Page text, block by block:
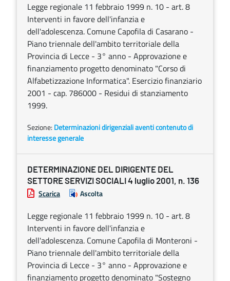
Legge regionale 11 febbraio 1999 n. 10 - art. 8
Interventi in favore dell'infanzia e
dell'adolescenza. Comune Capofila di Casarano -
Piano triennale dell'ambito territoriale della
Provincia di Lecce - 3° anno - Approvazione e
finanziamento progetto denominato "Corso di
Alfabetizzazione Informatica". Esercizio finanziario
2001 - cap. 786000 - Residui di stanziamento
1999.
Sezione: Determinazioni dirigenziali aventi contenuto di
interesse generale
DETERMINAZIONE DEL DIRIGENTE DEL
SETTORE SERVIZI SOCIALI 4 luglio 2001, n. 136
Scarica Ascolta
Legge regionale 11 febbraio 1999 n. 10 - art. 8
Interventi in favore dell'infanzia e
dell'adolescenza. Comune Capofila di Monteroni -
Piano triennale dell'ambito territoriale della
Provincia di Lecce - 3° anno - Approvazione e
finanziamento progetto denominato "Sostegno